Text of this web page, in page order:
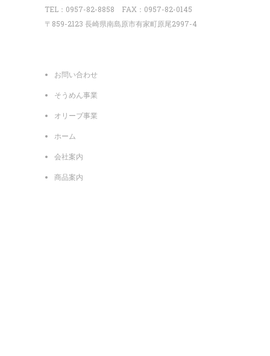
TEL：0957-82-8858 FAX：0957-82-0145
〒859-2123 長崎県南島原市有家町原尾2997-4
お問い合わせ
そうめん事業
オリーブ事業
ホーム
会社案内
商品案内